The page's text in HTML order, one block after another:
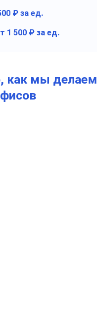
₽ за ед.
1 500 ₽ за ед.
как мы делаем